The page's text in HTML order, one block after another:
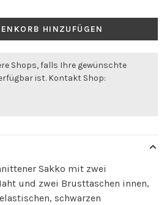
HINZUFÜGEN
Shops, falls Ihre gewünschte
ist. Kontakt Shop:
Sakko mit zwei
und zwei Brusttaschen innen,
schwarzen